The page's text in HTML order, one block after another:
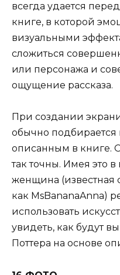
всегда удается
книге, в которой
визуальными
сложиться
или персонажа и
ощущение рассказа.
При создании
обычно подбирается
описанным в книге.
так точны. Имея это
женщина (известная
как MsBananaAnna)
использовать
увидеть, как будут
Поттера на основе